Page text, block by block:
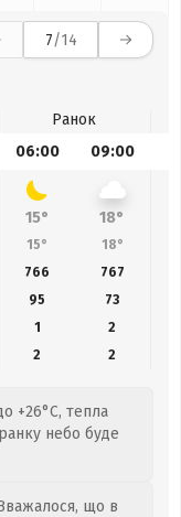
7/14
Ранок
06:00 09:00
15° 18°
15° 18°
766 767
95 73
1
2
2 2
+26°C, тепла
небо буде
що в